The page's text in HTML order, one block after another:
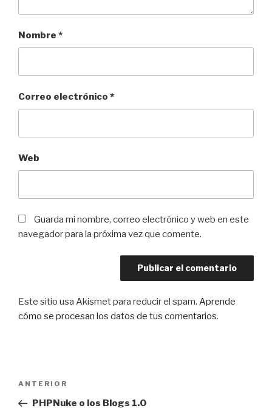
Nombre *
Correo electrónico *
Web
Guarda mi nombre, correo electrónico y web en este
navegador para la próxima vez que comente.
Este sitio usa Akismet para reducir el spam. Aprende
cómo se procesan los datos de tus comentarios.
Entrada
anterior:
ANTERIOR
PHPNuke o los Blogs 1.0